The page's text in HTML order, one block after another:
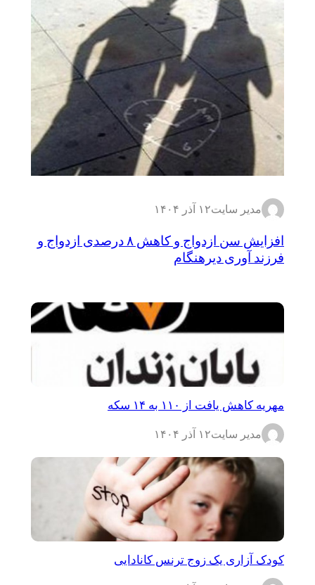
مدیر سایت۱۲ آذر ۱۴۰۴
افزایش سن ازدواج و کاهش ۸ درصدی ازدواج و
فرزند آوری دیرهنگام
مهریه کاهش یافت از ۱۱۰ به ۱۴ سکه
مدیر سایت۱۲ آذر ۱۴۰۴
کودک آزاری یک زوج ترنس کانادایی